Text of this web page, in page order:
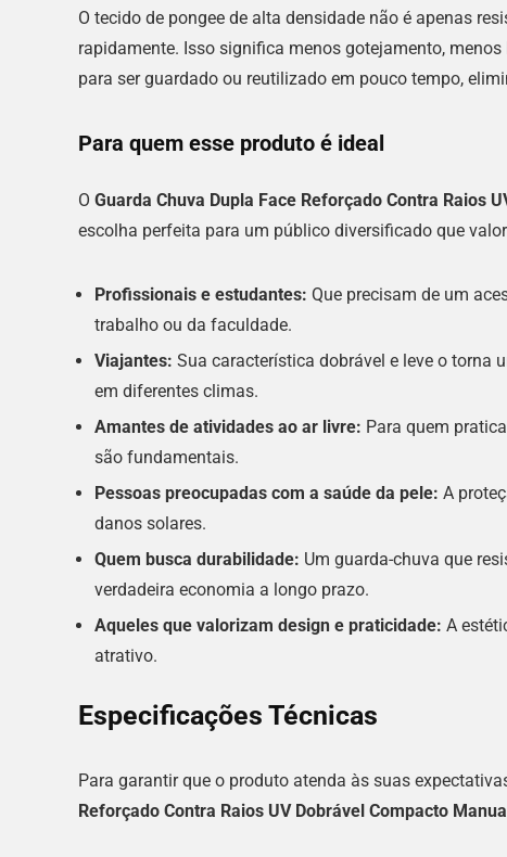
O tecido de pongee de alta densidade não é apenas
rapidamente. Isso significa menos gotejamento,
para ser guardado ou reutilizado em pouco tempo,
Para quem esse produto é ideal
O Guarda Chuva Dupla Face Reforçado Contra Raios
escolha perfeita para um público diversificado que
Profissionais e estudantes: Que precisam de um
trabalho ou da faculdade.
Viajantes: Sua característica dobrável e leve o torna
em diferentes climas.
Amantes de atividades ao ar livre: Para quem
são fundamentais.
Pessoas preocupadas com a saúde da pele: A
danos solares.
Quem busca durabilidade: Um guarda-chuva que
verdadeira economia a longo prazo.
Aqueles que valorizam design e praticidade: A
atrativo.
Especificações Técnicas
Para garantir que o produto atenda às suas
Reforçado Contra Raios UV Dobrável Compacto